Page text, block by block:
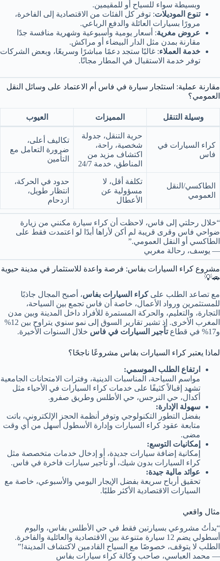
وبسيطة سواء للسياح أو للمقيمين.
تنوع الموديلات: توفر كل الفئات من الاقتصادية إلى الفاخرة،
مرورًا بسيارات العائلة والدفع الرباعي.
عروض مغرية: أسعار يومية وأسبوعية وشهرية منافسة جدًا
مقارنة بمدن مثل الدار البيضاء أو مراكش.
خدمة العملاء: غالبًا ستجد دعمًا مباشرًا وسريعًا، وبعض الشركات
توفر خدمة الاستقبال في المطار مجانًا.
مقارنة عملية: استئجار سيارة في فاس أم الاعتماد على وسائل النقل
العمومي؟
وسيلة التنقل المميزات العيوب
كراء السيارات في
فاس
حرية التنقل، جدولة
شخصية، راحة،
اكتشاف مزيد من
المناطق، خدمة 24/7
تكاليف أعلى،
ضرورة التعامل مع
التأمين
الطاكسي/النقل
العمومي
تكلفة أقل، لا
مسؤولية عن
الأعطال
حدود في الحركة،
انتظار طويل،
ازدحام
“خلال رحلتي إلى فاس، لاحظت أن كراء سيارة مكنني من زيارة
ضواحي فاس وقرى قريبة لم أكن لأراها أبدًا لو اعتمدت فقط على
الطاكسي أو النقل العمومي.”
— يوسف، رحالة مغربي
مشروع كراء السيارات بفاس: فرصة واعدة للاستثمار في مدينة حيوية
🚗💡
مع تصاعد الطلب علىكراء السيارات بفاس، أصبح المجال جاذبًا
للمستثمرين ورواد الأعمال، خاصة أن فاس تجمع بين السياحة،
التجارة، والتعليم، والحركة المستمرة للأفراد داخل المدينة وبين مدن
المغرب الأخرى. إذ تشير تقارير السوق إلى نمو سنوي يتراوح بين 12%
و17% في قطاع
تأجير السيارات في فاس خلال السنوات الأخيرة.
لماذا يعتبر كراء السيارات بفاس مشروعًا ناجحًا؟
ارتفاع الطلب الموسمي:
مواسم السياحة، المناسبات الدينية، وفترات الامتحانات الجامعية
تشهد إقبالاً كثيفًا على خدمات كراء السيارات في الأحياء مثل
أكدال، حي النرجس، حي الأطلس وطريق صفرو.
سهولة الإدارة:
بفضل التطور التكنولوجي وتوفر أنظمة الحجز الإلكتروني، باتت
متابعة عقود كراء السيارات وإدارة الأسطول أسهل من أي وقت
مضى.
إمكانيات التوسع:
إمكانية إضافة سيارات جديدة، أو إدخال خدمات متخصصة مثل
كراء السيارات بدون شيك، أو تأجير سيارات فاخرة في فاس.
عوائد مالية جيدة:
تحقيق أرباح سريعة بفضل الإيجار اليومي والأسبوعي، خاصة مع
السيارات الاقتصادية الأكثر طلبًا.
مثال واقعي
“بدأتُ مشروعي بسيارتين فقط في حي الأطلس بفاس، واليوم
أسطولي يضم 12 سيارة متنوعة بين الاقتصادية والعائلية والفاخرة.
الطلب لا يتوقف، خصوصًا مع السياح القادمين لاكتشاف المدينة!”
— محمد العباسي، صاحب وكالة كراء سيارات بفاس